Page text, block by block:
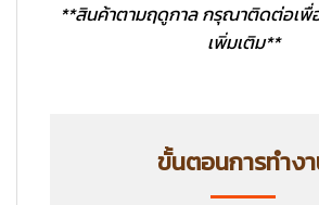
**สินค้าตามฤดูกาล กรุณาติดต่อเ
เพิ่มเติม**
ขั้นตอนการทำง